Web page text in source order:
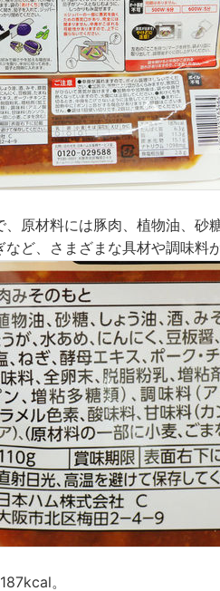
原材料には豚肉、植物油、砂
ど、さまざまな具材や調味料
。